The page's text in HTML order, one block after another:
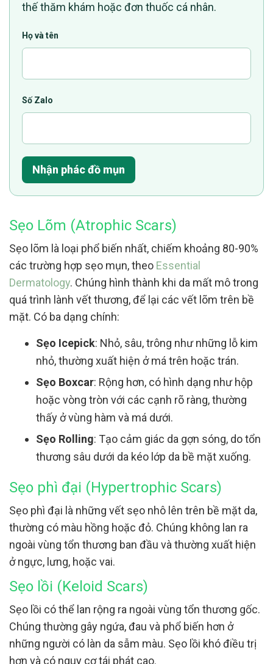
thế thăm khám hoặc đơn thuốc cá nhân.
Họ và tên
Số Zalo
Nhận phác đồ mụn
Sẹo Lõm (Atrophic Scars)
Sẹo lõm là loại phổ biến nhất, chiếm khoảng 80-90%
các trường hợp sẹo mụn, theo Essential
Dermatology. Chúng hình thành khi da mất mô trong
quá trình lành vết thương, để lại các vết lõm trên bề
mặt. Có ba dạng chính:
Sẹo Icepick: Nhỏ, sâu, trông như những lỗ kim
nhỏ, thường xuất hiện ở má trên hoặc trán.
Sẹo Boxcar: Rộng hơn, có hình dạng như hộp
hoặc vòng tròn với các cạnh rõ ràng, thường
thấy ở vùng hàm và má dưới.
Sẹo Rolling: Tạo cảm giác da gợn sóng, do tổn
thương sâu dưới da kéo lớp da bề mặt xuống.
Sẹo phì đại (Hypertrophic Scars)
Sẹo phì đại là những vết sẹo nhô lên trên bề mặt da,
thường có màu hồng hoặc đỏ. Chúng không lan ra
ngoài vùng tổn thương ban đầu và thường xuất hiện
ở ngực, lưng, hoặc vai.
Sẹo lồi (Keloid Scars)
Sẹo lồi có thể lan rộng ra ngoài vùng tổn thương gốc.
Chúng thường gây ngứa, đau và phổ biến hơn ở
những người có làn da sẫm màu. Sẹo lồi khó điều trị
hơn và có nguy cơ tái phát cao.